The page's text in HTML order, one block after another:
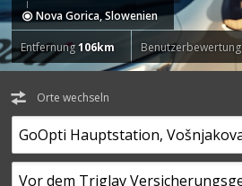
Nova Gorica, Slowenien
Entfernung106km Benutzerbewertung
Orte wechseln